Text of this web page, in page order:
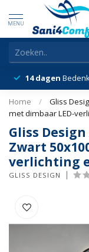
MENU
14 dagen
Home /
Gliss
met dimbaar LED-
Gliss
Zwart
verlichting
GLISS DESIGN